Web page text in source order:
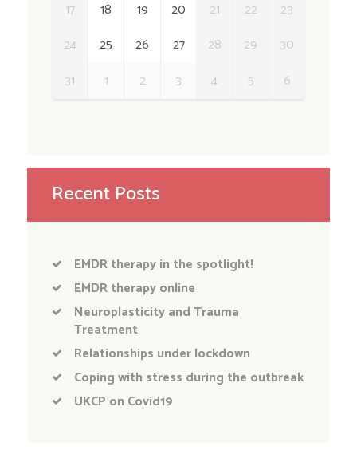
17 18 19 20 21 22
23
24
25 26 27 28 29
30
31
1 2 3 4 5 6
Recent Posts
EMDR therapy in the spotlight!
EMDR therapy online
Neuroplasticity and Trauma
Treatment
Relationships under lockdown
Coping with stress during the outbreak
UKCP on Covid19